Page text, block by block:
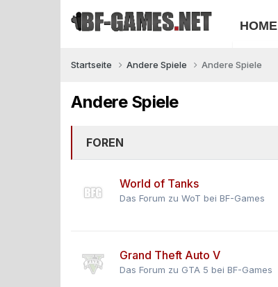
HOME
Startseite Andere Spiele Andere Spiele
Andere Spiele
FOREN
World of Tanks
Das Forum zu WoT bei BF-Games
Grand Theft Auto V
Das Forum zu GTA 5 bei BF-Games